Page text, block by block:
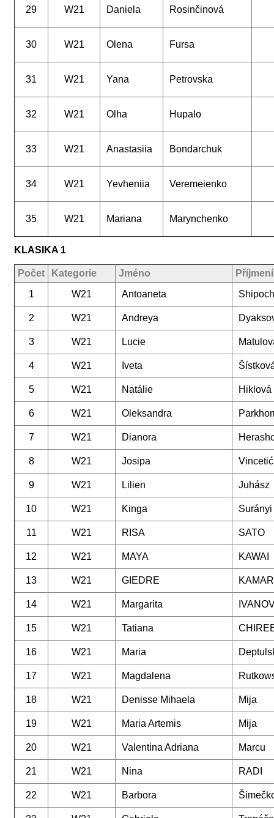
29 W21 Daniela Rosinčinová
30 W21 Olena Fursa
31 W21 Yana Petrovska
32 W21 Olha Hupalo
33 W21 Anastasiia Bondarchuk
34 W21 Yevheniia Veremeienko
35 W21 Mariana Marynchenko
KLASIKA 1
Počet Kategorie Jméno
Příjmení
1
W21 Antoaneta
2 W21 Andreya
3 W21 Lucie
4 W21 Iveta
5 W21 Natálie Hiklová
6 W21 Oleksandra
7 W21 Dianora
8 W21 Josipa Vincetić
9 W21 Lilien Juhász
10 W21 Kinga Surányi
11 W21 RISA SATO
12 W21 MAYA KAWAI
13 W21 GIEDRE
14 W21 Margarita
15 W21 Tatiana
16 W21 Maria
17 W21 Magdalena
18 W21 Denisse Mihaela Mija
19 W21 Maria Artemis Mija
20 W21 Valentina Adriana Marcu
21 W21 Nina RADI
22 W21 Barbora